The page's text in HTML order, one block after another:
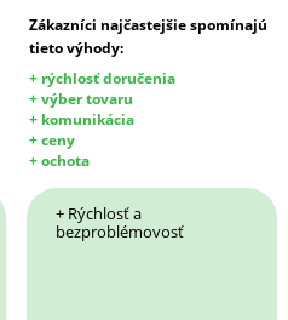
Zákazníci najčastejšie spomínajú
tieto výhody:
+ rýchlosť doručenia
+ výber tovaru
+ komunikácia
+ ceny
+ ochota
+ Rýchlosť a
bezproblémovosť